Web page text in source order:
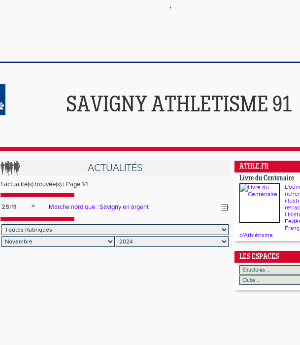
SAVIGNY ATHLETISME 91
ACTUALITÉS
1 actualité(s) trouvée(s) | Page 1/1
25/11 > Marche nordique : Savigny en argent
ATHLE.FR
Livre du Centenaire
d'Athlétisme.
LES ESPACES